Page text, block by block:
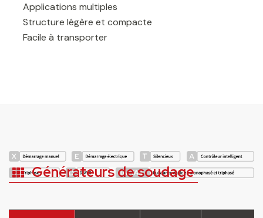
Applications multiples
Structure légère et compacte
Facile à transporter
Générateurs de soudage